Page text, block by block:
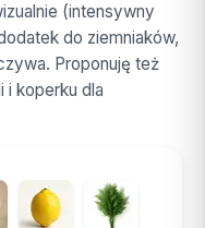
(intensywny
do ziemniaków,
Proponuję też
i koperku dla